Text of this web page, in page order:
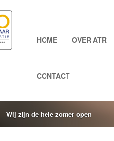
HOME OVER ATR
CONTACT
Wij zijn de hele zomer open